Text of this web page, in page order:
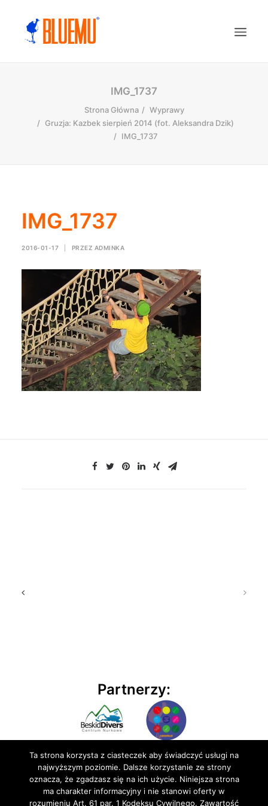
IMG_1737
Strona Główna
Wyprawy
Gruzja: Kazbek sierpień 2014 (fot. Aleksandra Dzik)
IMG_1737
IMG_1737
2016-01-17 PRZEZ ADMINKA
Partnerzy:
Ta strona korzysta z ciasteczek aby świadczyć usługi na
najwyższym poziomie. Dalsze korzystanie ze strony
oznacza, że zgadzasz się na ich użycie. Niniejsza strona
ma charakter informacyjny i nie stanowi oferty w
rozumieniu Art. 61 par. 1 Kodeksu Cywilnego. Zawartość